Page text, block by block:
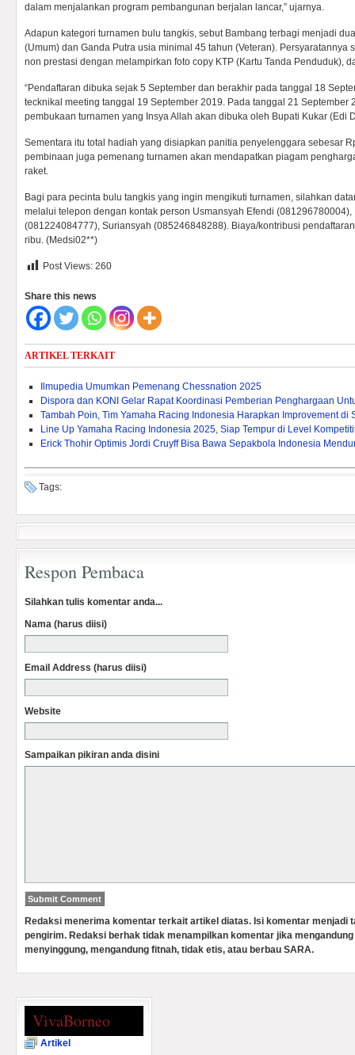
dalam menjalankan program pembangunan berjalan lancar,” ujarnya.
Adapun kategori turnamen bulu tangkis, sebut Bambang terbagi menjadi
(Umum) dan Ganda Putra usia minimal 45 tahun (Veteran). Persyaratannya
non prestasi dengan melampirkan foto copy KTP (Kartu Tanda Penduduk),
“Pendaftaran dibuka sejak 5 September dan berakhir pada tanggal 18
tecknikal meeting tanggal 19 September 2019. Pada tanggal 21 September
pembukaan turnamen yang Insya Allah akan dibuka oleh Bupati Kukar (Edi
Sementara itu total hadiah yang disiapkan panitia penyelenggara sebesar
pembinaan juga pemenang turnamen akan mendapatkan piagam
raket.
Bagi para pecinta bulu tangkis yang ingin mengikuti turnamen, silahkan
melalui telepon dengan kontak person Usmansyah Efendi (081296780004),
(081224084777), Suriansyah (085246848288). Biaya/kontribusi
ribu. (Medsi02**)
Post Views: 260
Share this news
ARTIKEL TERKAIT
Ilmupedia Umumkan Pemenang Chessnation 2025
Dispora dan KONI Gelar Rapat Koordinasi Pemberian Penghargaan
Tambah Poin, Tim Yamaha Racing Indonesia Harapkan Improvement di
Line Up Yamaha Racing Indonesia 2025, Siap Tempur di Level
Erick Thohir Optimis Jordi Cruyff Bisa Bawa Sepakbola Indonesia
Tags:
Respon Pembaca
Silahkan tulis komentar anda...
Nama (harus diisi)
Email Address (harus diisi)
Website
Sampaikan pikiran anda disini
Redaksi menerima komentar terkait artikel diatas. Isi komentar menjadi
pengirim. Redaksi berhak tidak menampilkan komentar jika
menyinggung, mengandung fitnah, tidak etis, atau berbau SARA.
VivaBorneo
Artikel